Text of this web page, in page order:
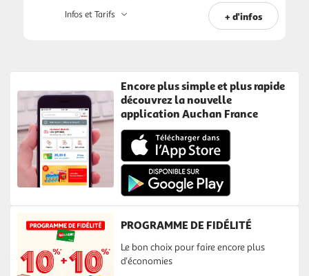
+ d'infos
Infos et Tarifs
Encore plus simple et plus rapide
découvrez la nouvelle
application Auchan France
PROGRAMME DE FIDÉLITÉ
Le bon choix pour faire encore plus
d'économies